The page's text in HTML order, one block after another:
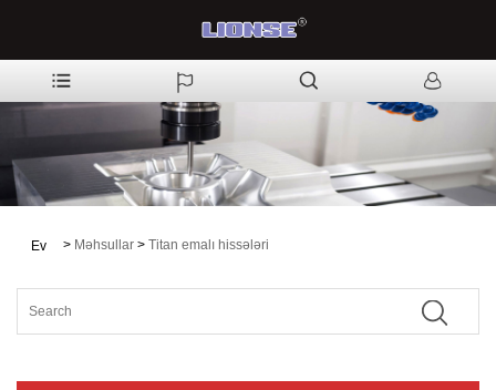
Ev > Məhsullar > Titan emalı hissələri